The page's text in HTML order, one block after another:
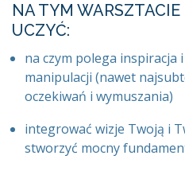
NA TYM WARSZTACIE
UCZYĆ:
na czym polega inspiracja
manipulacji (nawet
oczekiwań i wymuszania)
integrować wizje Twoją i
stworzyć mocny